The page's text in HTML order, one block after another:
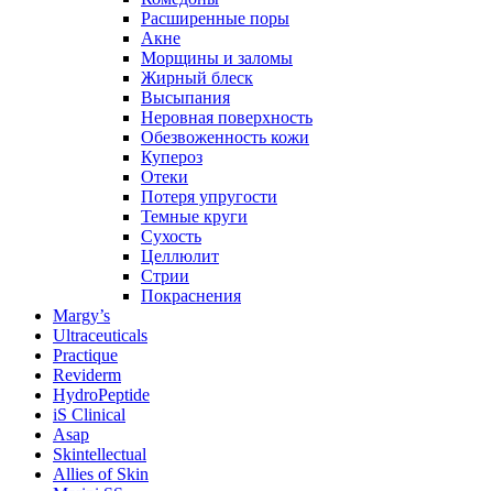
Расширенные поры
Акне
Морщины и заломы
Жирный блеск
Высыпания
Неровная поверхность
Обезвоженность кожи
Купероз
Отеки
Потеря упругости
Темные круги
Сухость
Целлюлит
Стрии
Покраснения
Margy’s
Ultraceuticals
Practique
Reviderm
HydroPeptide
iS Clinical
Asap
Skintellectual
Allies of Skin